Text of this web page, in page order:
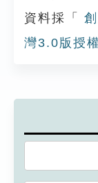
資料採「
灣3.0版授